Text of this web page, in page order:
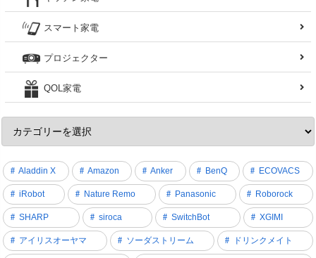
スマート家電
プロジェクター
QOL家電
Aladdin X Amazon Anker BenQ ECOVACS
iRobot Nature Remo Panasonic Roborock
SHARP siroca SwitchBot XGIMI
アイリスオーヤマ ソーダストリーム ドリンクメイト